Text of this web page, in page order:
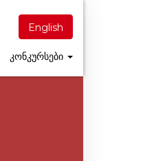
English
კონკურსები